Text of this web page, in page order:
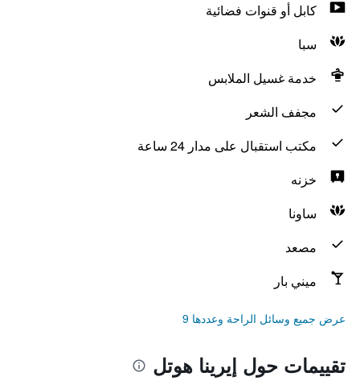
كابل أو قنوات فضائية
سبا
خدمة غسيل الملابس
مجفف الشعر
مكتب استقبال على مدار 24 ساعة
خزنه
ساونا
مصعد
ميني بار
عرض جميع وسائل الراحة وعددها 9
تقييمات حول إيرينا هوتل